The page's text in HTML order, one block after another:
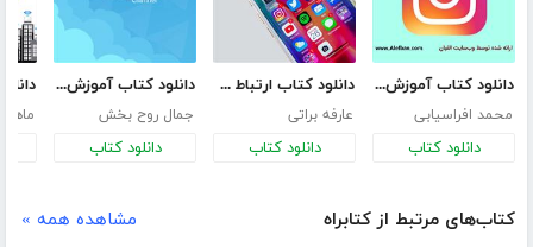
دانلود کتاب آموزش بازاریابی حرفه‌ای در اینستاگرام
محمد افراسیابی
دانلود کتاب
دانلود کتاب ارتباط موثر در فضای مجازی
عارفه براتی
دانلود کتاب
دانلود کتاب آموزش ساخت کانال تلگرام و ناگفته های تلگرام
جمال روح بخش
دانلود کتاب
کتاب‌های مرتبط از کتابراه مشاهده همه »